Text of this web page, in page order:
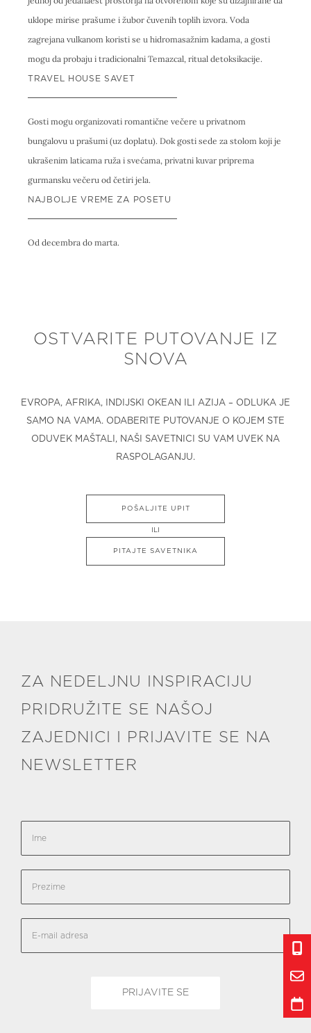
uklope mirise prašume i žubor čuvenih toplih izvora. Voda
zagrejana vulkanom koristi se u hidromasažnim kadama, a gosti
mogu da probaju i tradicionalni Temazcal, ritual detoksikacije.
TRAVEL HOUSE SAVET
Gosti mogu organizovati romantične večere u privatnom
bungalovu u prašumi (uz doplatu). Dok gosti sede za stolom koji je
ukrašenim laticama ruža i svećama, privatni kuvar priprema
gurmansku večeru od četiri jela.
NAJBOLJE VREME ZA POSETU
Od decembra do marta.
OSTVARITE PUTOVANJE IZ
SNOVA
EVROPA, AFRIKA, INDIJSKI OKEAN ILI AZIJA – ODLUKA JE
SAMO NA VAMA. ODABERITE PUTOVANJE O KOJEM STE
ODUVEK MAŠTALI, NAŠI SAVETNICI SU VAM UVEK NA
RASPOLAGANJU.
POŠALJITE UPIT
ILI
PITAJTE SAVETNIKA
ZA NEDELJNU INSPIRACIJU
PRIDRUŽITE SE NAŠOJ
ZAJEDNICI I PRIJAVITE SE NA
NEWSLETTER